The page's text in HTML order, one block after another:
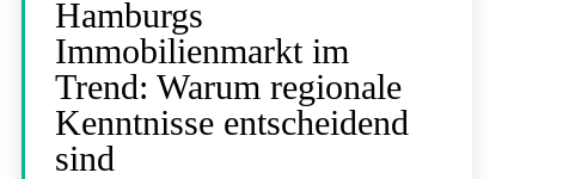
Hamburgs
Immobilienmarkt im
Trend: Warum regionale
Kenntnisse entscheidend
sind